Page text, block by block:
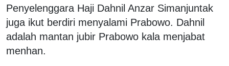
Penyelenggara Haji Dahnil Anzar Simanjuntak
juga ikut berdiri menyalami Prabowo. Dahnil
adalah mantan jubir Prabowo kala menjabat
menhan.